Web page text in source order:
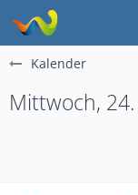
Kalender
Mittwoch,